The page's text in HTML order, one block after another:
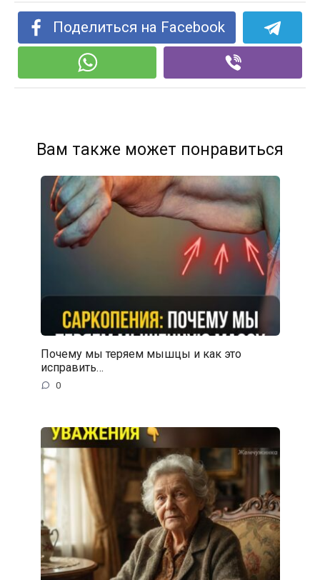
Поделиться на Facebook
Вам также может понравиться
Почему мы теряем мышцы и как это
исправить…
0